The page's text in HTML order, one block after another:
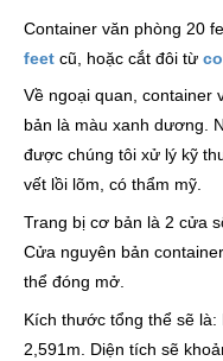
Container văn phòng 20
feet cũ, hoặc cắt đôi từ
Về ngoại quan, container
bản là màu xanh dương.
được chúng tôi xử lý kỹ
vết lồi lõm, có thẩm mỹ.
Trang bị cơ bản là 2 cửa
Cửa nguyên bản
thể đóng mở.
Kích thước tổng thể sẽ
2,591m. Diện tích sẽ